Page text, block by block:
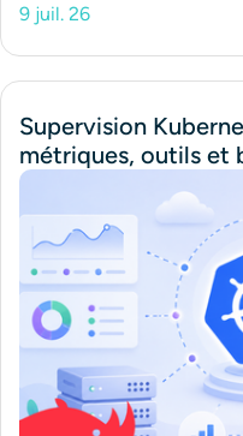
9 juil. 26
Supervision
métriques, outils et